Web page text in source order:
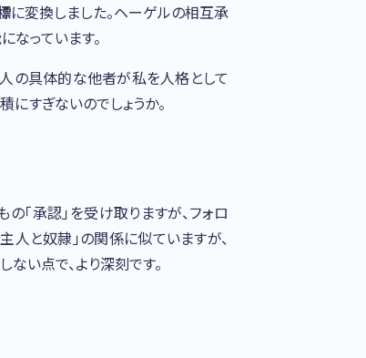
に変換しました。ヘーゲルの相互承
っています。
人の具体的な他者が私を人格として
にすぎないのでしょうか。
「承認」を受け取りますが、フォロ
人と奴隷」の関係に似ていますが、
い点で、より深刻です。